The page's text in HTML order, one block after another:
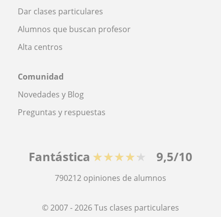
Dar clases particulares
Alumnos que buscan profesor
Alta centros
Comunidad
Novedades y Blog
Preguntas y respuestas
Fantástica ★★★★★ 9,5/10
790212 opiniones de alumnos
© 2007 - 2026 Tus clases particulares